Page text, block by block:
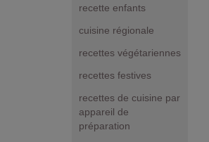
recette enfants
cuisine régionale
recettes végétariennes
recettes festives
recettes de cuisine par
appareil de
préparation